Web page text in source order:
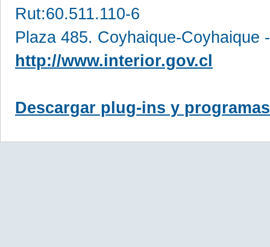
Rut:60.511.110-6
Plaza 485. Coyhaique-Coyhaique
http://www.interior.gov.cl
Descargar plug-ins y